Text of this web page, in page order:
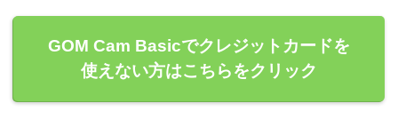
GOM Cam Basicでクレジットカードを
使えない方はこちらをクリック